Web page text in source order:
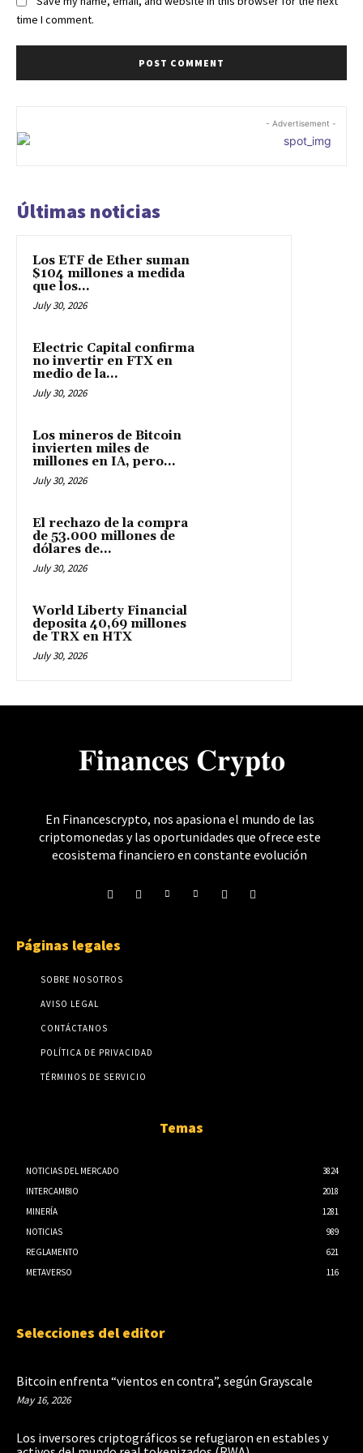
time I comment.
- Advertisement -
Últimas noticias
Los ETF de Ether suman
$104 millones a medida
que los...
July 30, 2026
Electric Capital confirma
no invertir en FTX en
medio de la...
July 30, 2026
Los mineros de Bitcoin
invierten miles de
millones en IA, pero...
July 30, 2026
El rechazo de la compra
de 53.000 millones de
dólares de...
July 30, 2026
World Liberty Financial
deposita 40,69 millones
de TRX en HTX
July 30, 2026
𝐅𝐢𝐧𝐚𝐧𝐜𝐞𝐬 𝐂𝐫𝐲𝐩𝐭𝐨
En Financescrypto, nos apasiona el mundo de las
criptomonedas y las oportunidades que ofrece este
ecosistema financiero en constante evolución
Páginas legales
SOBRE NOSOTROS
AVISO LEGAL
CONTÁCTANOS
POLÍTICA DE PRIVACIDAD
TÉRMINOS DE SERVICIO
Temas
NOTICIAS DEL MERCADO
3824
INTERCAMBIO
2018
MINERÍA
1281
NOTICIAS
989
REGLAMENTO
621
METAVERSO
116
Selecciones del editor
Bitcoin enfrenta “vientos en contra”, según Grayscale
May 16, 2026
Los inversores criptográficos se refugiaron en estables y